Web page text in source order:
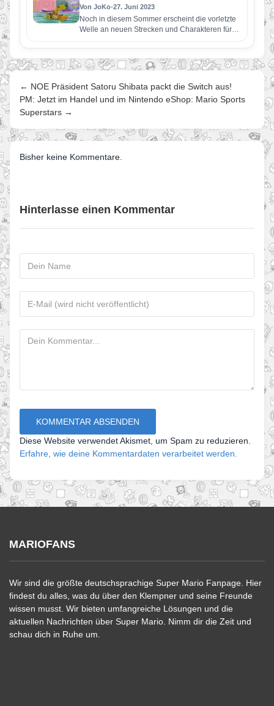
Von JoKo•27. Juni 2023
Noch in diesem Sommer erscheint die vorletzte
Welle an neuen Strecken und Charakteren für
Mario Kart 8 Deluxe.…
← NOE Präsident Satoru Shibata packt die Switch aus!
PM: Jetzt im Handel und im Nintendo eShop: Mario Sports
Superstars →
Bisher keine Kommentare.
Hinterlasse einen Kommentar
Diese Website verwendet Akismet, um Spam zu reduzieren.
Erfahre, wie deine Kommentardaten verarbeitet werden.
MARIOFANS
Wir sind die größte deutschsprachige Super Mario Fanpage. Hier
findest du alles, was du über den Klempner und seine Freunde
wissen musst. Wir bieten umfangreiche Lösungen und die
aktuellen Nachrichten über Super Mario. Nimm dir die Zeit und
schau dich in Ruhe um.